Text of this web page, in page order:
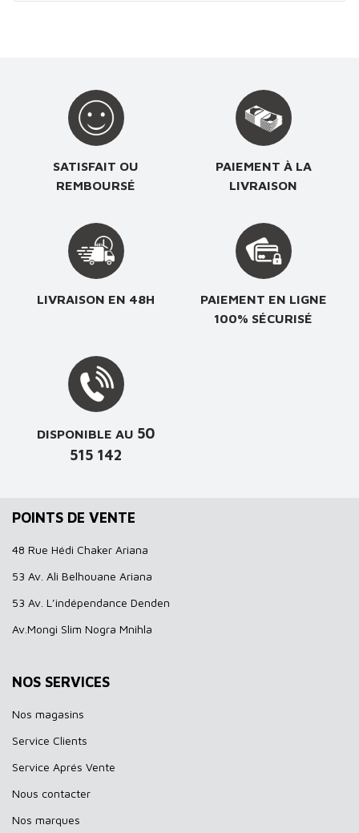
SATISFAIT OU
REMBOURSÉ
PAIEMENT À LA
LIVRAISON
LIVRAISON EN 48H
PAIEMENT EN LIGNE
100% SÉCURISÉ
DISPONIBLE AU 50
515 142
POINTS DE VENTE
48 Rue Hédi Chaker Ariana
53 Av. Ali Belhouane Ariana
53 Av. L’indépendance Denden
Av.Mongi Slim Nogra Mnihla
NOS SERVICES
Nos magasins
Service Clients
Service Aprés Vente
Nous contacter
Nos marques